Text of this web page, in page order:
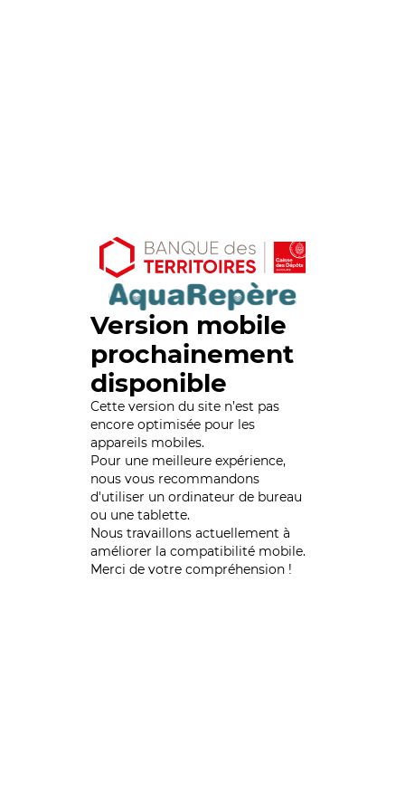
Version mobile
prochainement
disponible
Cette version du site n’est pas
encore optimisée pour les
appareils mobiles.
Pour une meilleure expérience,
nous vous recommandons
d'utiliser un ordinateur de bureau
ou une tablette.
Nous travaillons actuellement à
améliorer la compatibilité mobile.
Merci de votre compréhension !